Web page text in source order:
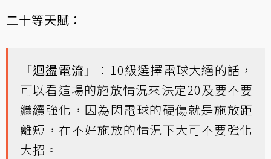
二十等天賦：
「迴盪電流」： 10級選擇電球大絕的話，
可以看這場的施放情況來決定20及要不要
繼續強化，因為閃電球的硬傷就是施放距
離短，在不好施放的情況下大可不要強化
大招。